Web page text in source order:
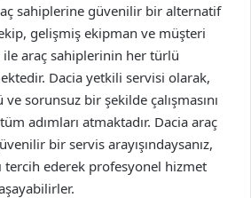
sahiplerine güvenilir bir alternatif
gelişmiş ekipman ve müşteri
ile araç sahiplerinin her türlü
Dacia yetkili servisi olarak,
sorunsuz bir şekilde çalışmasını
adımları atmaktadır. Dacia araç
bir servis arayışındaysanız,
tercih ederek profesyonel hizmet